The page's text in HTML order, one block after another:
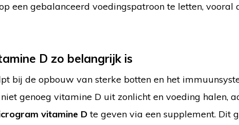
een gebalanceerd voedingspatroon te letten, vooral
D zo belangrijk is
bij de opbouw van sterke botten en het
genoeg vitamine D uit zonlicht en voeding halen,
vitamine Dte geven via een supplement. Dit